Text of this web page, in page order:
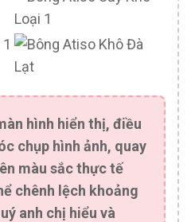
hình hiển thị, điều
chụp hình ảnh, quay
màu sắc thực tế
chênh lệch khoảng
anh chị hiểu và